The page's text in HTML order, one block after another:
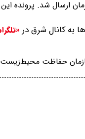
ارسال شد. پرونده
به کانال شرق در
حفاظت محیط‌زیست